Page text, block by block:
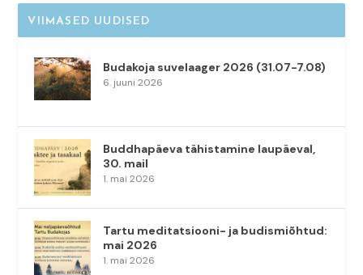
VIIMASED UUDISED
Budakoja suvelaager 2026 (31.07-7.08)
6. juuni 2026
Buddhapäeva tähistamine laupäeval,
30. mail
1. mai 2026
Tartu meditatsiooni- ja budismiõhtud:
mai 2026
1. mai 2026